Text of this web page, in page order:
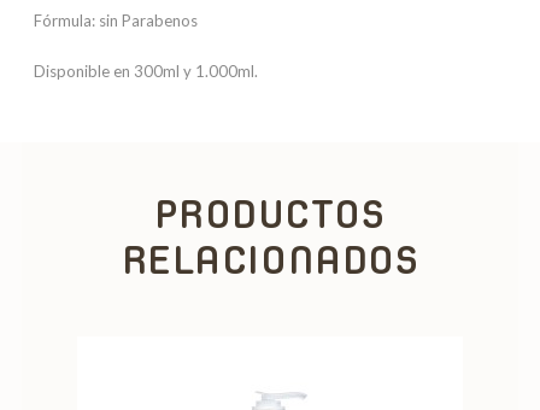
Fórmula: sin Parabenos
Disponible en 300ml y 1.000ml.
PRODUCTOS
RELACIONADOS